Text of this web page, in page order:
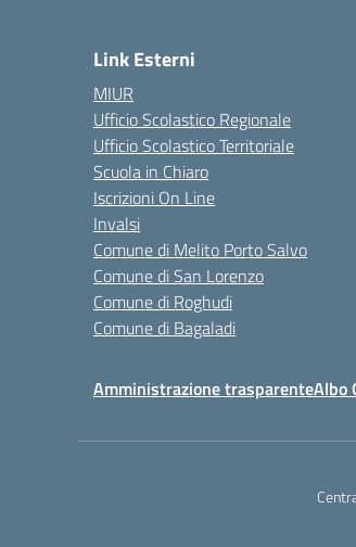
Link Esterni
MIUR
Ufficio Scolastico Regionale
Ufficio Scolastico Territoriale
Scuola in Chiaro
Iscrizioni On Line
Invalsi
Comune di Melito Porto Salvo
Comune di San Lorenzo
Comune di Roghudi
Comune di Bagaladi
Amministrazione trasparenteAlbo